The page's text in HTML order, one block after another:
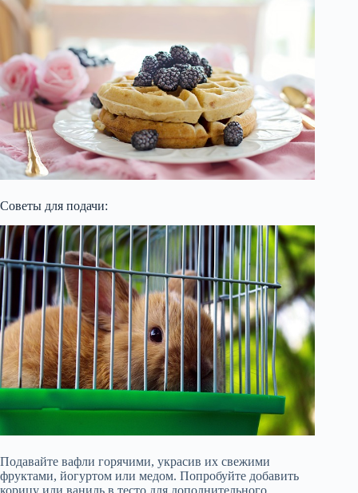
Советы для подачи:
Подавайте вафли горячими, украсив их свежими
фруктами, йогуртом или медом. Попробуйте добавить
корицу или ваниль в тесто для дополнительного